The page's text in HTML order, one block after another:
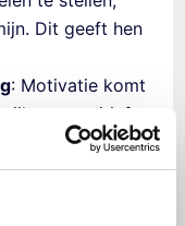
Dit geeft hen
: Motivatie komt
om positief en
tegenslagen zijn
luistert.